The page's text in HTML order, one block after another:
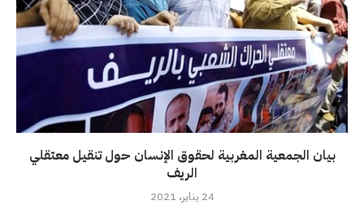
بيان الجمعية المغربية لحقوق الإنسان حول تنقيل معتقلي
الريف
24 يناير، 2021